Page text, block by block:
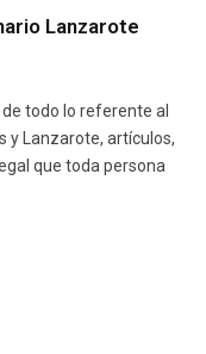
Lanzarote
todo lo referente al
y Lanzarote, artículos,
que toda persona